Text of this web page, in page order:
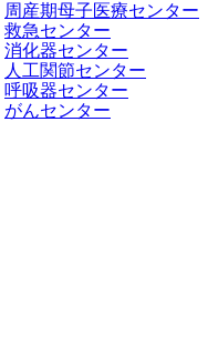
周産期母子医療センター
救急センター
消化器センター
人工関節センター
呼吸器センター
がんセンター